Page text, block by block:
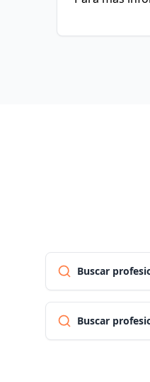
Buscar
Buscar